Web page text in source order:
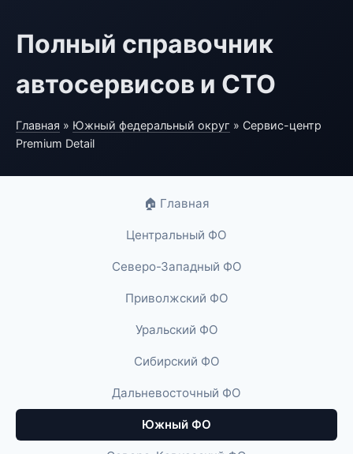
Полный справочник
автосервисов и СТО
Главная » Южный федеральный округ » Сервис-центр
Premium Detail
🏠 Главная
Центральный ФО
Северо-Западный ФО
Приволжский ФО
Уральский ФО
Сибирский ФО
Дальневосточный ФО
Южный ФО